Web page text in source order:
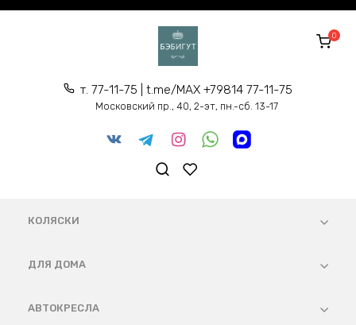
Перейти
т. 77-11-75 | t.me/MAX +79814 77-11-75
Московский пр., 40, 2-эт, пн.-сб. 13-17
0
КОЛЯСКИ
ДЛЯ ДОМА
АВТОКРЕСЛА